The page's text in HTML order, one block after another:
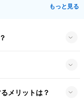
もっと見る
メリットは？